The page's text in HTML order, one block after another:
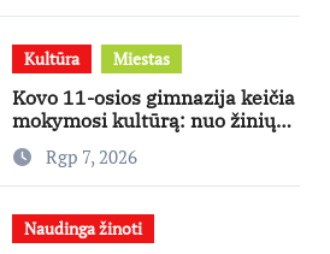
Kultūra Miestas
Kovo 11-osios gimnazija keičia
mokymosi kultūrą: nuo žinių
kaupimo – prie jų supratimo ir
taikymo
Rgp 7, 2026
Naudinga žinoti